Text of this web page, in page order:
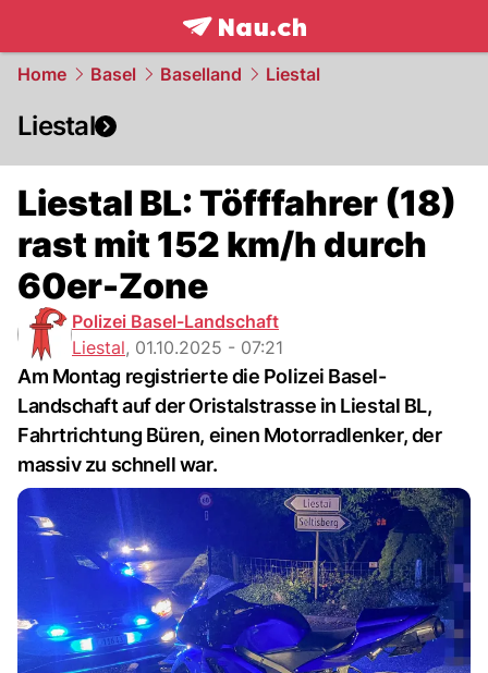
frontpage.NAU.ch
Home Basel Baselland Liestal
Liestal
Liestal BL: Töfffahrer (18)
rast mit 152 km/h durch
60er-Zone
Polizei Basel-Landschaft
Liestal, 01.10.2025 - 07:21
Am Montag registrierte die Polizei Basel-
Landschaft auf der Oristalstrasse in Liestal BL,
Fahrtrichtung Büren, einen Motorradlenker, der
massiv zu schnell war.